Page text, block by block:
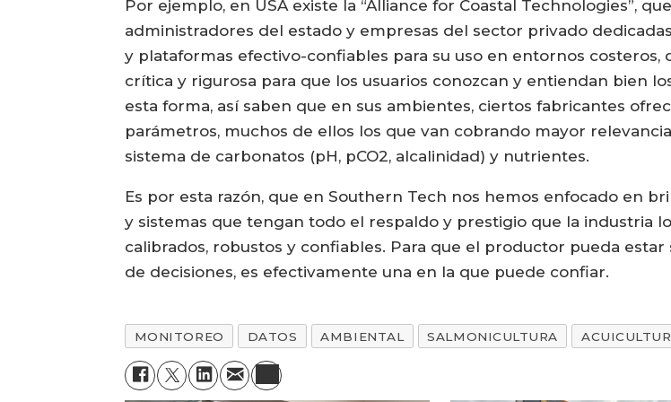
Por ejemplo, en USA existe la “Alliance for Coastal Technologies”,
administradores del estado y empresas del sector privado
y plataformas efectivo-confiables para su uso en entornos costeros,
crítica y rigurosa para que los usuarios conozcan y entiendan bien
esta forma, así saben que en sus ambientes, ciertos fabricantes
parámetros, muchos de ellos los que van cobrando mayor
sistema de carbonatos (pH, pCO2, alcalinidad) y nutrientes.
Es por esta razón, que en Southern Tech nos hemos enfocado en
y sistemas que tengan todo el respaldo y prestigio que la industria
calibrados, robustos y confiables. Para que el productor pueda
de decisiones, es efectivamente una en la que puede confiar.
MONITOREO DATOS AMBIENTAL SALMONICULTURA